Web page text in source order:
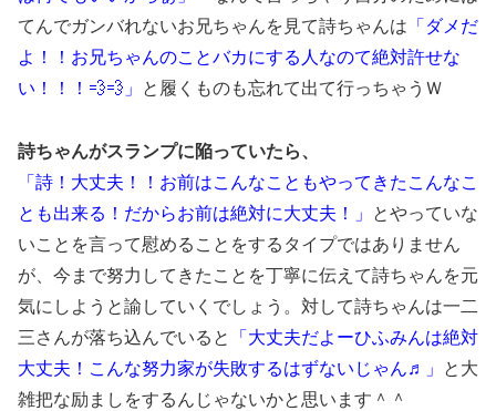
てんでガンバれないお兄ちゃんを見て詩ちゃんは 「ダメだ
よ！！お兄ちゃんのことバカにする人なのて絶対許せな
い！！！💨💨」
と履くものも忘れて出て行っちゃうＷ
詩ちゃんがスランプに陥っていたら、
「詩！大丈夫！！お前はこんなこともやってきたこんなこ
とも出来る！だからお前は絶対に大丈夫！」
とやっていな
いことを言って慰めることをするタイプではありません
が、今まで努力してきたことを丁寧に伝えて詩ちゃんを元
気にしようと諭していくでしょう。対して詩ちゃんは一二
三さんが落ち込んでいると
「大丈夫だよーひふみんは絶対
大丈夫！こんな努力家が失敗するはずないじゃん♬」
と大
雑把な励ましをするんじゃないかと思います＾＾